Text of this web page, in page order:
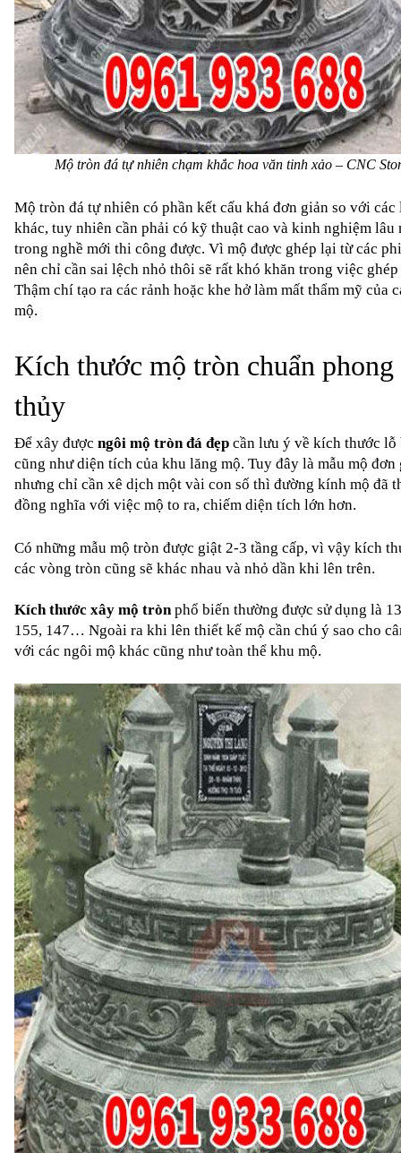
Mộ tròn đá tự nhiên chạm khắc hoa văn tinh xảo – CNC
Mộ tròn đá tự nhiên có phần kết cấu khá đơn giản so với các
khác, tuy nhiên cần phải có kỹ thuật cao và kinh nghiệm lâu
trong nghề mới thi công được. Vì mộ được ghép lại từ các
nên chỉ cần sai lệch nhỏ thôi sẽ rất khó khăn trong việc
Thậm chí tạo ra các rảnh hoặc khe hở làm mất thẩm mỹ của
mộ.
Kích thước mộ tròn chuẩn phong
thủy
Để xây được ngôi mộ tròn đá đẹp cần lưu ý về kích thước lỗ
cũng như diện tích của khu lăng mộ. Tuy đây là mẫu mộ đơn
nhưng chỉ cần xê dịch một vài con số thì đường kính mộ đã
đồng nghĩa với việc mộ to ra, chiếm diện tích lớn hơn.
Có những mẫu mộ tròn được giật 2-3 tầng cấp, vì vậy kích
các vòng tròn cũng sẽ khác nhau và nhỏ dần khi lên trên.
Kích thước xây mộ tròn phổ biến thường được sử dụng là
155, 147… Ngoài ra khi lên thiết kế mộ cần chú ý sao cho
với các ngôi mộ khác cũng như toàn thể khu mộ.